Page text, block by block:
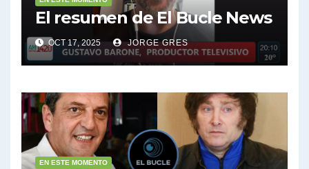
El resumen de El Bucle News
OCT 17, 2025 JORGE GRES
EN ESTE MOMENTO